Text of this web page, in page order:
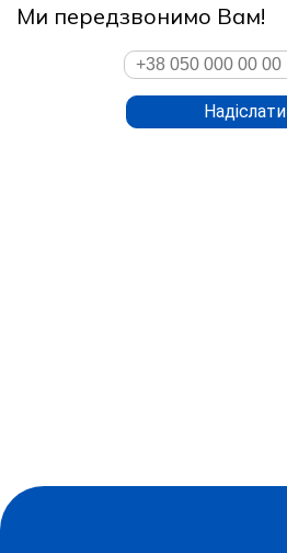
Ми передзвонимо Вам!
Надіслати